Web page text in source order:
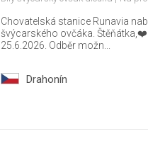
Chovatelská stanice Runavia
švýcarského ovčáka.
25.6.2026. Odběr možn...
Drahonín